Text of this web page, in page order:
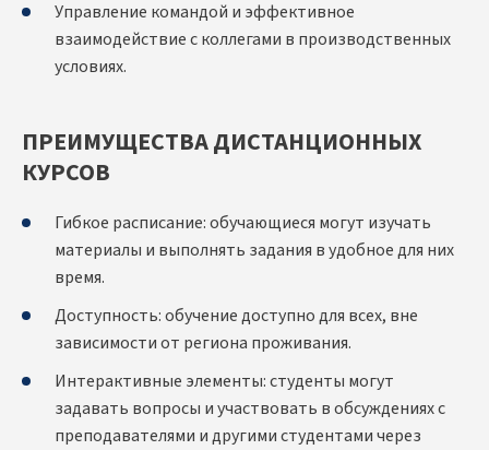
Управление командой и эффективное
взаимодействие с коллегами в производственных
условиях.
ПРЕИМУЩЕСТВА ДИСТАНЦИОННЫХ
КУРСОВ
Гибкое расписание: обучающиеся могут изучать
материалы и выполнять задания в удобное для них
время.
Доступность: обучение доступно для всех, вне
зависимости от региона проживания.
Интерактивные элементы: студенты могут
задавать вопросы и участвовать в обсуждениях с
преподавателями и другими студентами через